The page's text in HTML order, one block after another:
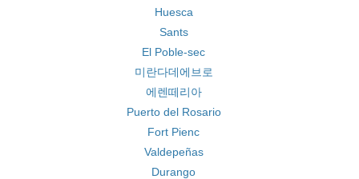
Huesca
Sants
El Poble-sec
미란다데에브로
에렌떼리아
Puerto del Rosario
Fort Pienc
Valdepeñas
Durango